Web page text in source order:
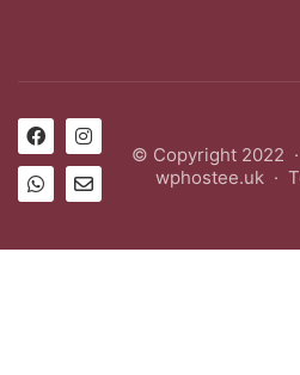
© Copyright 2022 ·
wphostee.uk ·